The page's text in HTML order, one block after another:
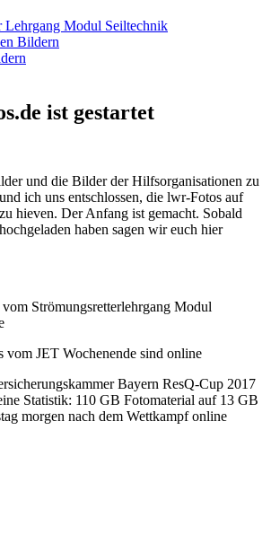
Lehrgang Modul Seiltechnik
Bildern
ist gestartet
und die Bilder der Hilfsorganisationen zu
ich uns entschlossen, die lwr-Fotos auf
hieven. Der Anfang ist gemacht. Sobald
haben sagen wir euch hier
Strömungsretterlehrgang Modul
vom JET Wochenende sind online
Bayern ResQ-Cup 2017
Statistik: 110 GB Fotomaterial auf 13 GB
morgen nach dem Wettkampf online